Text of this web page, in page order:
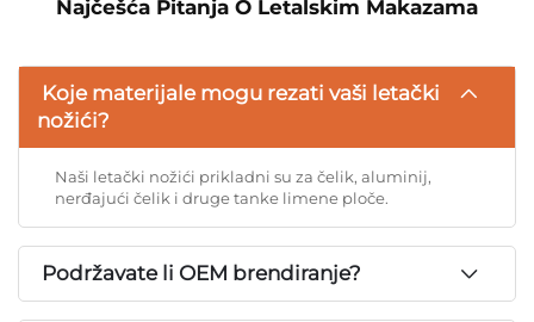
Najčešća Pitanja O Letalskim Makazama
Koje materijale mogu rezati vaši letački
nožići?
Naši letački nožići prikladni su za čelik, aluminij,
nerđajući čelik i druge tanke limene ploče.
Podržavate li OEM brendiranje?